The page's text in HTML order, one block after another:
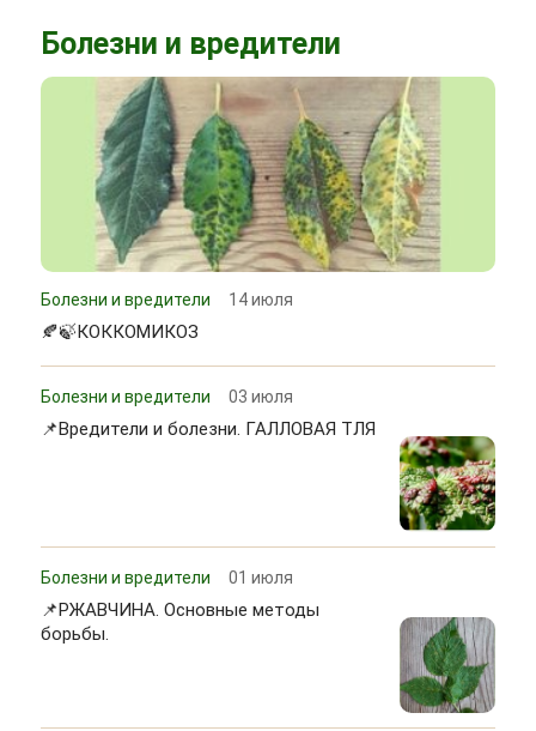
Болезни и вредители
Болезни и вредители 14 июля
🍂🍃КОККОМИКОЗ
Болезни и вредители 03 июля
📌Вредители и болезни. ГАЛЛОВАЯ ТЛЯ
Болезни и вредители 01 июля
📌РЖАВЧИНА. Основные методы
борьбы.